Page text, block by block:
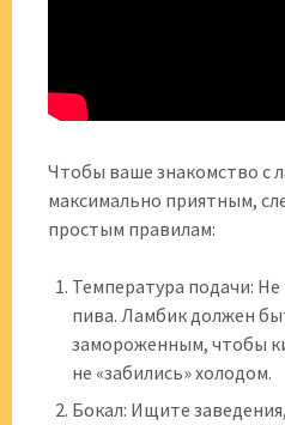
Чтобы ваше знакомство с
максимально приятным,
простым правилам:
Температура подачи: Не
пива. Ламбик должен
замороженным, чтобы
не «забились» холодом.
Бокал: Ищите